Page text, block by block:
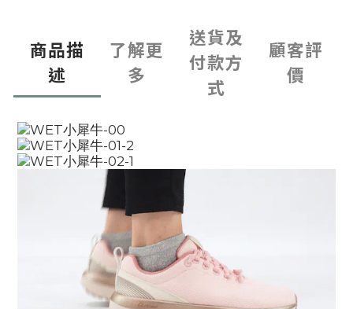
商品描
述
了解更
多
送貨及
付款方
式
顧客評
價